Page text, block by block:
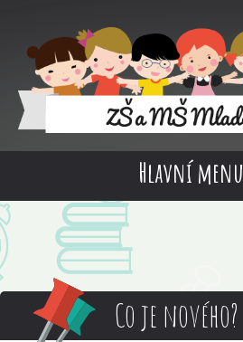
Hlavní menu
Co je nového?